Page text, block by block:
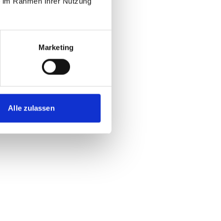
Marketing
Alle zulassen